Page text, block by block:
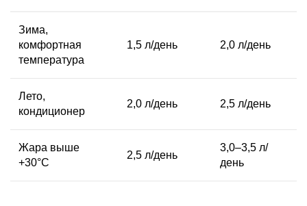
Зима,
комфортная
температура
1,5 л/день 2,0 л/день
Лето,
кондиционер
2,0 л/день 2,5 л/день
Жара выше
+30°C
2,5 л/день
3,0–3,5 л/
день